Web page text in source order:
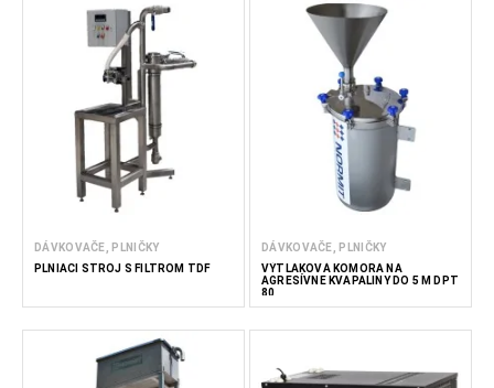
DÁVKOVAČE, PLNIČKY
PLNIACI STROJ S FILTROM TDF
DÁVKOVAČE, PLNIČKY
VÝTLAKOVÁ KOMORA NA
AGRESÍVNE KVAPALINY DO 5 M DPT
80